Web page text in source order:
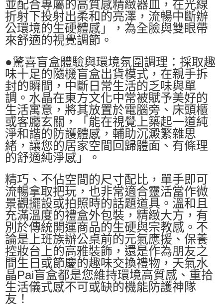
並配合專屬的高質感精緻器皿，在光線
折射下投射出柔和的亮澤，流暢中斷辦
公環境的生硬體感」，為全臉與雙眼帶
來舒適的視覺調節。
●驚喜盲盒體驗與環境氛圍調理：採取趣
味十足的隨機盲盒出貨模式，在親手拆
封的瞬間，中斷日常生活的乏味與單
調。水晶在東方文化中常被賦予美好的
生活寓意，將其放置於電腦旁、床頭櫃
或客廳玄關，「能在視覺上築起一道純
淨和諧的防護體感，輔助沉澱繁雜思
緒，讓您的居家空間回歸體面、有條理
的舒適純淨感」。
精巧、不佔空間的尺寸配比，單手即可
流暢拿取把玩，也非常適合靈活當作微
景觀擺設或拍照時的話題道具。溫和且
充滿溫度的禮盒外包裝，精緻大方，有
別於傳統開運商品的生硬與宗教感。不
論是上班族辦公桌前的元氣應援、保養
控妝台上的高雅裝飾，還是作為朋友之
間生日或節慶的趣味交換禮物，天氣水
晶Pai盲盒都是您維持環境高質感、重拾
生活儀式感不可或缺的機能防護神隊
友！